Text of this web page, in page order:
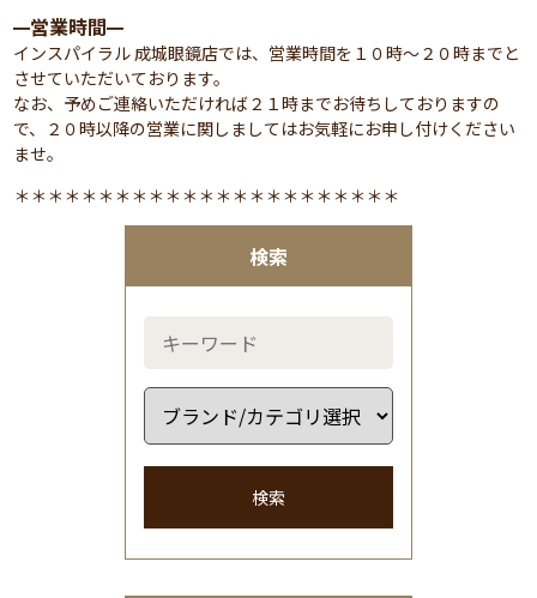
検索
検索
━営業時間━
インスパイラル 成城眼鏡店では、営業時間を１０時～２０時までと
させていただいております。
なお、予めご連絡いただければ２１時までお待ちしておりますの
で、２０時以降の営業に関しましてはお気軽にお申し付けください
ませ。
＊＊＊＊＊＊＊＊＊＊＊＊＊＊＊＊＊＊＊＊＊＊＊